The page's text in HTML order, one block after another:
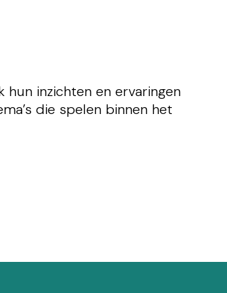
inzichten en ervaringen
die spelen binnen het